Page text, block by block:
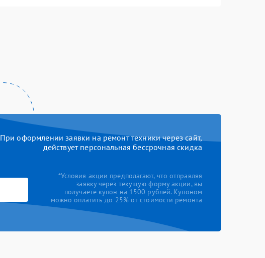
При оформлении заявки на ремонт техники через сайт,
действует персональная бессрочная скидка
*Условия акции предполагают, что отправляя
заявку через текущую форму акции, вы
получаете купон на 1500 рублей. Купоном
можно оплатить до 25% от стоимости ремонта